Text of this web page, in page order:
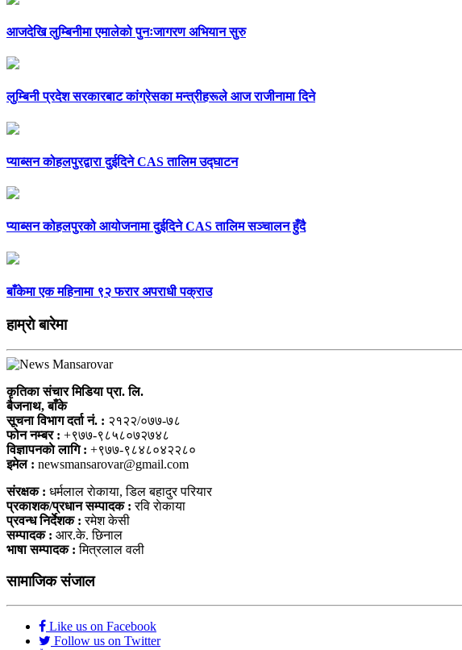
आजदेखि लुम्बिनीमा एमालेको पुनःजागरण अभियान सुरु
लुम्बिनी प्रदेश सरकारबाट कांग्रेसका मन्त्रीहरूले आज राजीनामा दिने
प्याब्सन कोहलपुरद्वारा दुईदिने CAS तालिम उद्घाटन
प्याब्सन कोहलपुरको आयोजनामा दुईदिने CAS तालिम सञ्चालन हुँदै
बाँकेमा एक महिनामा ९२ फरार अपराधी पक्राउ
हाम्राे बारेमा
कृतिका संचार मिडिया प्रा. लि.
बैजनाथ, बाँके
सूचना विभाग दर्ता नं. : २१२२/०७७-७८
फोन नम्बर : +९७७-९८५८०७२७४८
विज्ञापनकाे लागि : +९७७-९८४८०४२२८०
इमेल : newsmansarovar@gmail.com
संरक्षक : धर्मलाल राेकाया, डिल बहादुर परियार
प्रकाशक/प्रधान सम्पादक : रवि राेकाया
प्रवन्ध निर्देशक : रमेश केसी
सम्पादक : आर.के. छिनाल
भाषा सम्पादक : मित्रलाल वली
सामाजिक संजाल
Like us on Facebook
Follow us on Twitter